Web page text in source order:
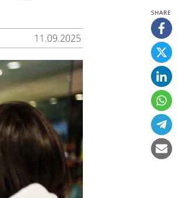
11.09.2025